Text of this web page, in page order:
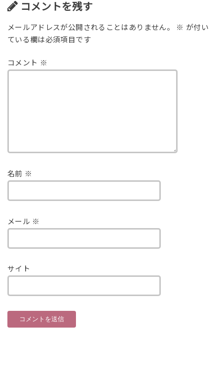
コメントを残す
メールアドレスが公開されることはありません。 ※ が付い
ている欄は必須項目です
コメント ※
名前 ※
メール ※
サイト